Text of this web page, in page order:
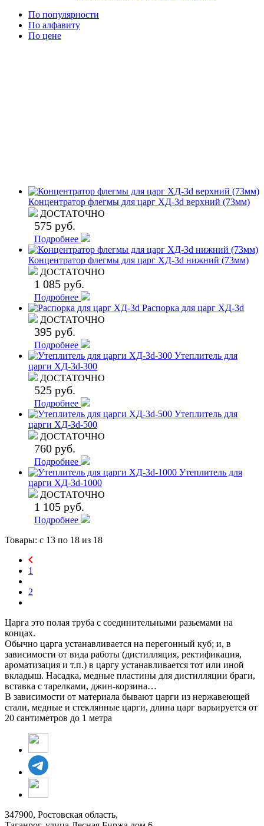
По популярности
По алфавиту
По цене
Концентратор флегмы для царг ХД-3d верхний (73мм)
ДОСТАТОЧНО
575 руб.
Подробнее
Концентратор флегмы для царг ХД-3d нижний (73мм)
ДОСТАТОЧНО
1 085 руб.
Подробнее
Распорка для царг ХД-3d
ДОСТАТОЧНО
395 руб.
Подробнее
Утеплитель для
царги ХД-3d-300
ДОСТАТОЧНО
525 руб.
Подробнее
Утеплитель для
царги ХД-3d-500
ДОСТАТОЧНО
760 руб.
Подробнее
Утеплитель для
царги ХД-3d-1000
ДОСТАТОЧНО
1 105 руб.
Подробнее
Товары: с 13 по 18 из 18
1
2
Царга это полая труба с соединительными разьемами на
концах.
Обычно царга устанавливается на перегонный куб; и, в
зависимости от вида работы (дистилляция, ректификация,
ароматизация и т.п.) в царгу устанавливается тот или иной
вкладыш. Насадка, медные пластины для дистилляции браги,
вставка с тарелками, джин-корзина…
В зависимости от материала бывают царги из нержавеющей
стали, медные и стеклянные царги, длина царг варьируется от
20 сантиметров до 1 метра
347900, Ростовская область,